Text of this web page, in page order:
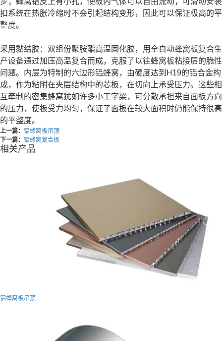
扣系统在热胀冷缩时不会引起结构变形，因此可以保证极高的平
整度。
采用黏结胶：双组份聚胺酯高温固化胶，用全自动蜂窝板复合生
产设备通过加压高温复合而成，克服了以往蜂窝板粘接层的脆性
问题。内层为特制的六边形铝蜂窝，由硬度达到H19的铝合金构
成，作为粘附在夹层结构中的芯板，在切向上承受压力。这些相
互牵制的密集蜂窝犹如许多小工字梁，可分散承担来自面板方向
的压力，使板受力均匀，保证了面板在较大面积时仍能保持很高
的平整度。
上一篇： 铝蜂窝板吊顶
下一篇： 铝蜂窝复合板
相关产品
铝蜂窝板吊顶